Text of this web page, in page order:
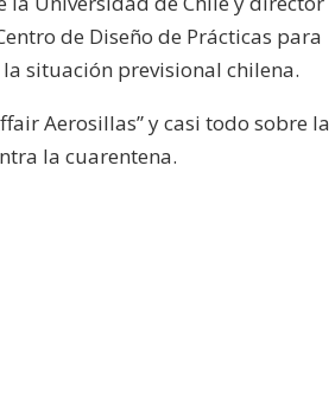
de Diseño de Prácticas para
situación previsional chilena.
Aerosillas” y casi todo sobre la
la cuarentena.